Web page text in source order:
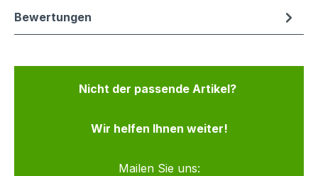
Bewertungen
Nicht der passende Artikel?
Wir helfen Ihnen weiter!
Mailen Sie uns: